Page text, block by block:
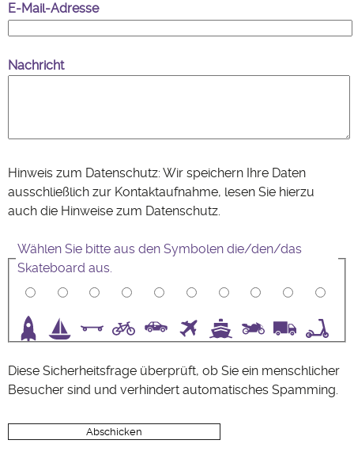
E-Mail-Adresse
Nachricht
Hinweis zum Datenschutz: Wir speichern Ihre Daten
ausschließlich zur Kontaktaufnahme, lesen Sie hierzu
auch die Hinweise zum Datenschutz.
Wählen Sie bitte aus den Symbolen die/den/das
Skateboard aus.
Diese Sicherheitsfrage überprüft, ob Sie ein menschlicher
Besucher sind und verhindert automatisches Spamming.